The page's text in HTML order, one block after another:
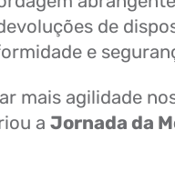
de
e
mais agilidade
a Jornada da